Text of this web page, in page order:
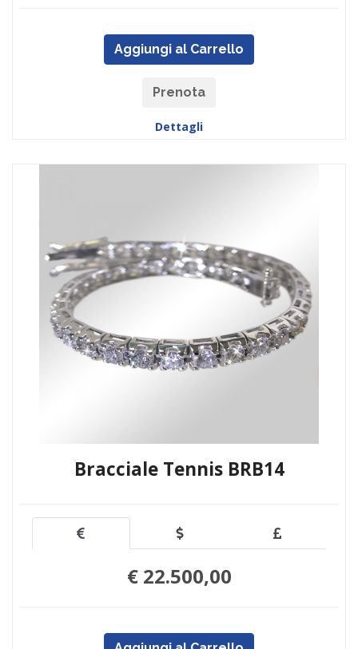
Aggiungi al Carrello
Prenota
Dettagli
Bracciale Tennis BRB14
€ 22.500,00